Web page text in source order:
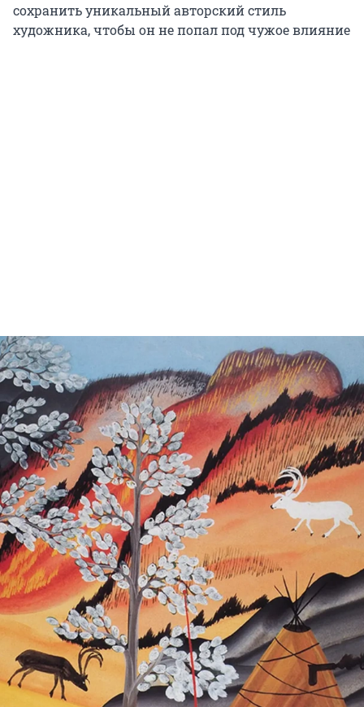
сохранить уникальный авторский стиль
художника, чтобы он не попал под чужое влияние